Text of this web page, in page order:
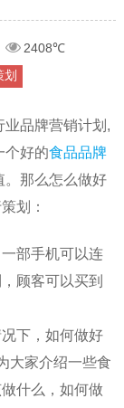
2408℃
划
品牌营销计划,
个好的食品品牌
。那么怎么做好
划：
部手机可以连
顾客可以买到
下，如何做好
大家介绍一些食
什么，如何做